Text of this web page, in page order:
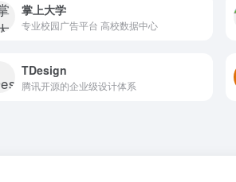
掌上大学
专业校园广告平台 高校数据中心
TDesign
腾讯开源的企业级设计体系